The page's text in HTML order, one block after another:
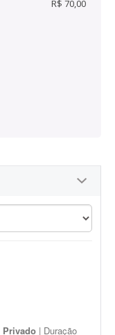
R$ 70,00
Privado | Duração